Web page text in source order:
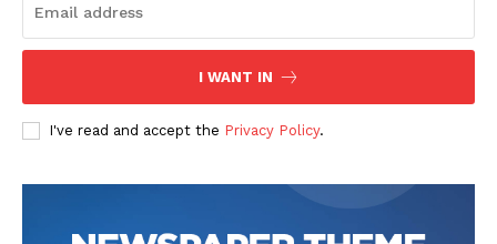
SUSCRIBETE
I WANT IN
I've read and accept the Privacy Policy.